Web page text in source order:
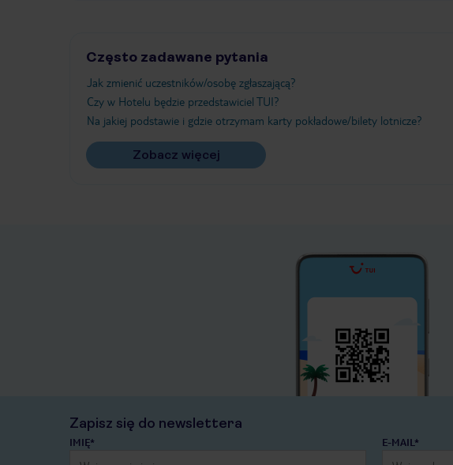
Często zadawane pytania
Jak zmienić uczestników/osobę zgłaszającą?
Czy w Hotelu będzie przedstawiciel TUI?
Na jakiej podstawie i gdzie otrzymam karty pokładowe/bilety lotnicze?
Zobacz więcej
Zapisz się do newslettera
IMIĘ* E-MAIL*